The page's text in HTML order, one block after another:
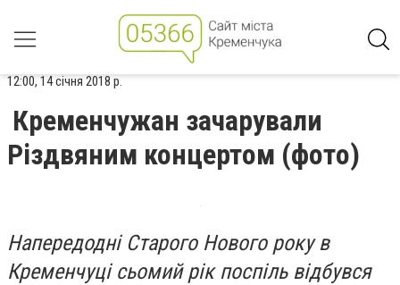
12:00, 14 січня 2018 р.
Кременчужан зачарували
Різдвяним концертом (фото)
Напередодні Старого Нового року в
Кременчуці сьомий рік поспіль відбувся